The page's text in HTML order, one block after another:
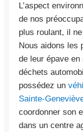
L’aspect
de nos
plus roulant, il
Nous aidons les
de leur épave
déchets
possédez un
Sainte-
coordonner son
dans un centre